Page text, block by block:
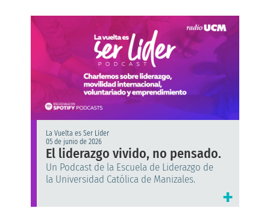
La Vuelta es Ser Líder
05 de junio de 2026
El liderazgo vivido, no pensado.
Un Podcast de la Escuela de Liderazgo de
la Universidad Católica de Manizales.
+